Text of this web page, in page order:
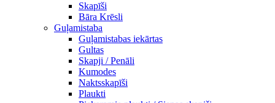
Skapīši
Bāra Krēsli
Guļamistaba
Guļamistabas iekārtas
Gultas
Skapji / Penāli
Kumodes
Naktsskapīši
Plaukti